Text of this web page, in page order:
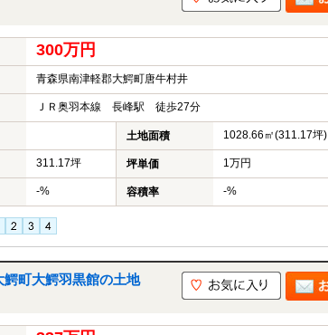
300万円
青森県南津軽郡大鰐町唐牛村井
ＪＲ奥羽本線 長峰駅 徒歩27分
土地面積 1028.66㎡(311.17坪)
311.17坪 坪単価 1万円
-% 容積率 -%
町大鰐羽黒館の土地